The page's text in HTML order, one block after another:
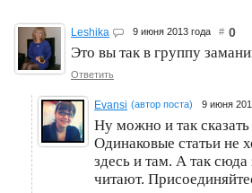
Leshika 9 июня 2013 года # 0
Это вы так в группу
Ответить
Evansi (автор поста) 9 июня
Ну можно и так
Одинаковые статьи не
здесь и там. А так сюда
читают.